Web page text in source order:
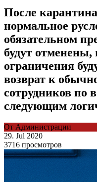
После
нормальное
обязательном
будут отменены,
ограничения
возврат к
сотрудников по
следующим
От Администрации
29. Jul 2020
3716 просмотров